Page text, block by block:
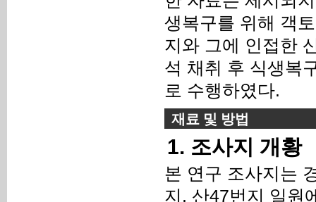
생복구를 위해 객
지와 그에 인접한
석 채취 후 식생복
로 수행하였다.
재료 및 방법
1. 조사지 개황
본 연구 조사지는
지, 산47번지 일원